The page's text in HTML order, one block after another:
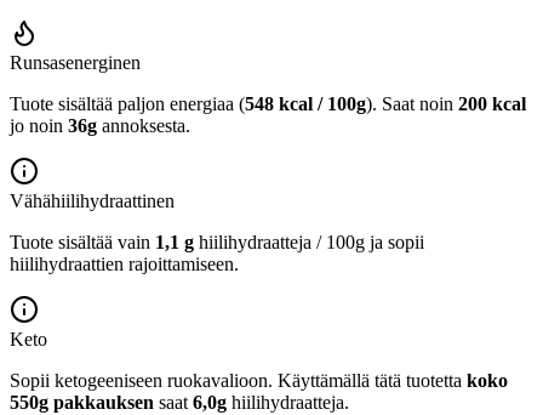
Runsasenerginen
Tuote sisältää paljon energiaa (548 kcal / 100g). Saat noin 200 kcal
jo noin 36g annoksesta.
Vähähiilihydraattinen
Tuote sisältää vain 1,1 g hiilihydraatteja / 100g ja sopii
hiilihydraattien rajoittamiseen.
Keto
Sopii ketogeeniseen ruokavalioon. Käyttämällä tätä tuotetta koko
550g pakkauksen saat 6,0g hiilihydraatteja.